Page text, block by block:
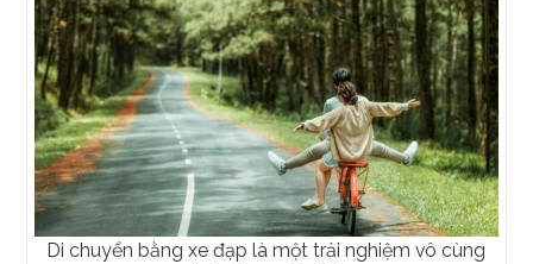
Di chuyển bằng xe đạp là một trải nghiệm vô cùng